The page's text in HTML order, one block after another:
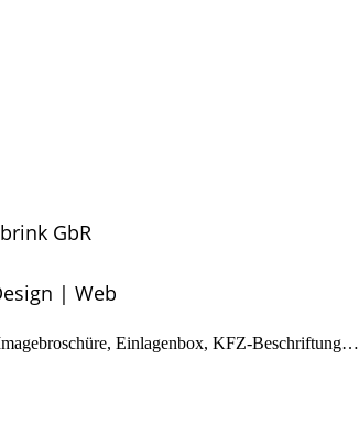
GbR
| Web
Einlagenbox, KFZ-Beschriftung…